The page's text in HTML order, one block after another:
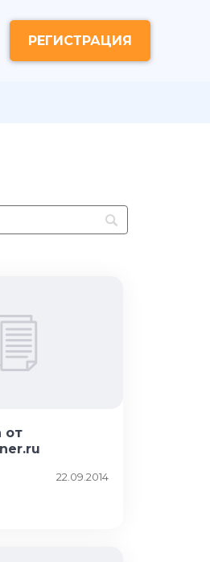
РЕГИСТРАЦИЯ
от
22.09.2014